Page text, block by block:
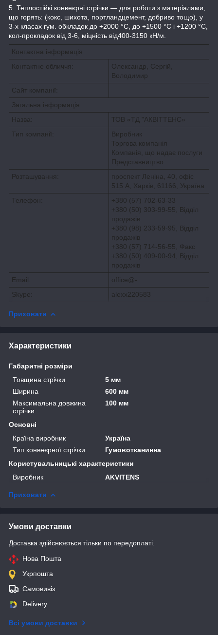
5. Теплостійкі конвеєрні стрічки — для роботи з матеріалами,
що горять: (кокс, шихота, портландцемент, добриво тощо), у
3-х класах гум. обкладок до +2000 °C, до +1500 °C і +1200 °C,
кол-прокладок від 3-6, міцність від400-3150 кН/м.
Контактна інформація
Контактне обличчя:
Олександр, Сергій,
Володимир
Сайт компанії:
Загальна інформація
Назва:
ТОВ «ТД "АКВІТТЕНС»
Тип компанії:
Виробник
Торгова компанія
Компанія, що надає послуги
Представництво
Розташування:
проспект Леніна, 40, офіс
515 А, Харків, 61166, Україна
Телефон:
+380 (57) 702-63-33
+380 (50) 303-99-55
Відділ
продажів
+380 (98) 233-59-95, Відділ
продажів
+380 (57) 714-56-55
Факс
+380 (50) 409-00-94
Відділ
продажів
Email:
office@-
Skype:
alexx220583
Приховати
Характеристики
Габаритні розміри
Товщина стрічки
5 мм
Ширина
600 мм
Максимальна довжина
стрічки
100 мм
Основні
Країна виробник
Україна
Тип конвеєрної стрічки
Гумовотканинна
Користувальницькі характеристики
Виробник
AKVITENS
Приховати
Умови доставки
Доставка здійснюється тільки по передоплаті.
Нова Пошта
Укрпошта
Самовивіз
Delivery
Всі умови доставки